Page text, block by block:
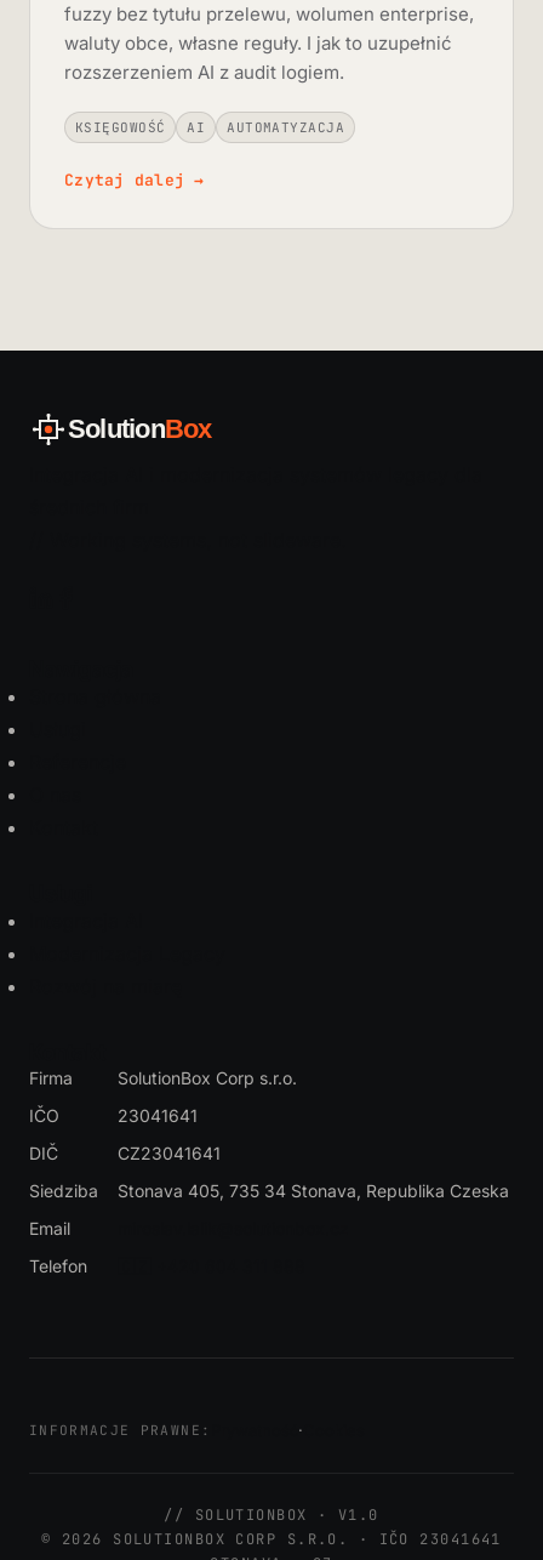
fuzzy bez tytułu przelewu, wolumen enterprise,
waluty obce, własne reguły. I jak to uzupełnić
rozszerzeniem AI z audit logiem.
KSIĘGOWOŚĆ AI AUTOMATYZACJA
Czytaj dalej→
SolutionBox
Firma
SolutionBox Corp s.r.o.
IČO
23041641
DIČ
CZ23041641
Siedziba
Stonava 405, 735 34 Stonava, Republika Czeska
Email
Telefon
INFORMACJE PRAWNE: ·
// SOLUTIONBOX · V1.0
© 2026 SOLUTIONBOX CORP S.R.O. · IČO 23041641